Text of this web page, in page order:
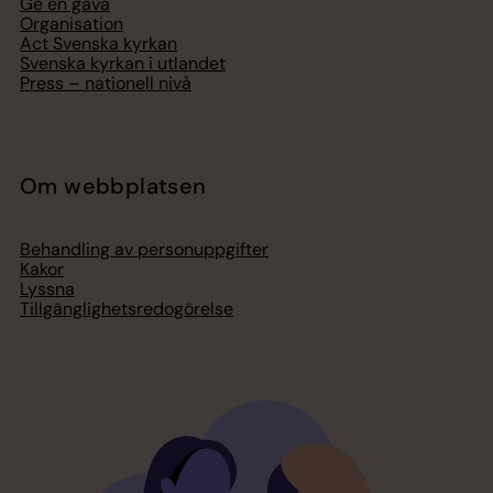
Organisation
Act Svenska kyrkan
Svenska kyrkan i utlandet
Press – nationell nivå
Om webbplatsen
Behandling av personuppgifter
Kakor
Lyssna
Tillgänglighetsredogörelse